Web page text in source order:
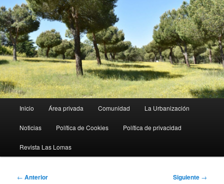
Inicio Área privada Comunidad La Urbanización
Noticias Política de Cookies Política de privacidad
Revista Las Lomas
Navegación
← Anterior Siguiente →